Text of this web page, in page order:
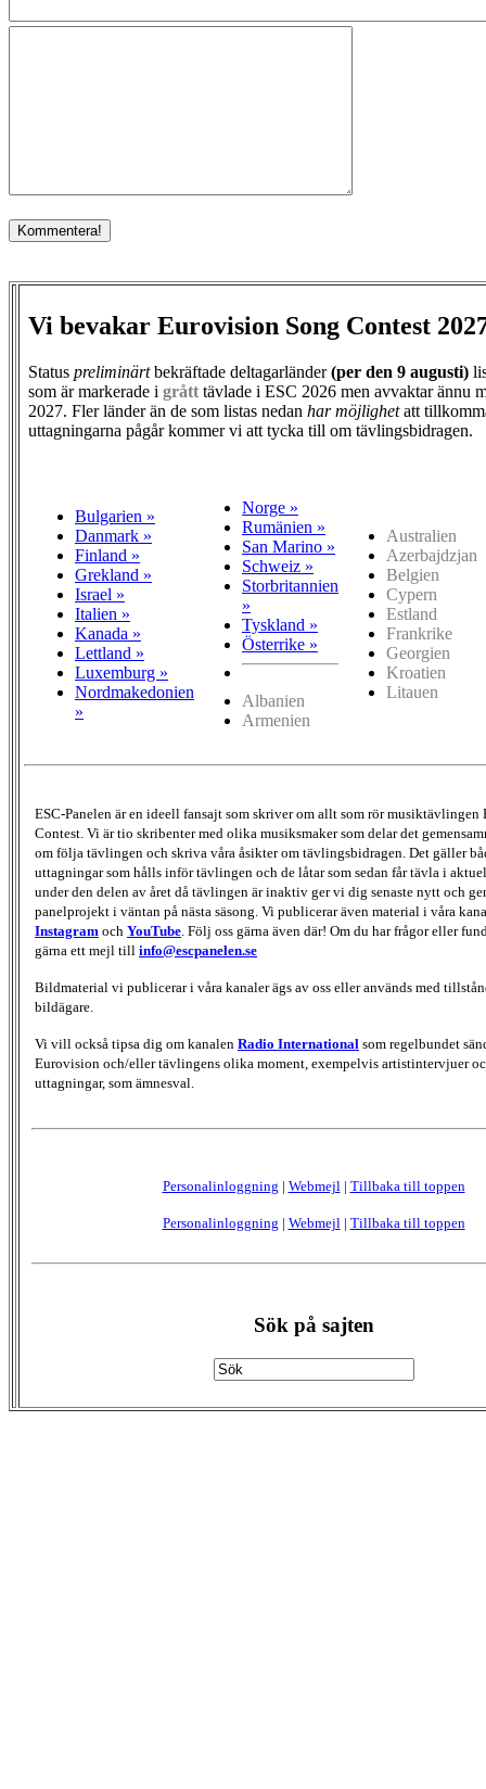
Vi bevakar Eurovision Song Contest
Status preliminärtbekräftade deltagarländer(per den 9 augusti)
som är markerade i grått tävlade i ESC 2026 men avvaktar ännu
2027. Fler länder än de som listas nedan har möjlighetatt
uttagningarna pågår kommer vi att tycka till om tävlingsbidragen.
Bulgarien »
Danmark »
Finland »
Grekland »
Israel »
Italien »
Kanada »
Lettland »
Luxemburg »
Nordmakedonien
»
Norge »
Rumänien »
San Marino »
Schweiz »
Storbritannien
»
Tyskland »
Österrike »
Albanien
Armenien
Australien
Azerbajdzjan
Belgien
Cypern
Estland
Frankrike
Georgien
Kroatien
Litauen
ESC-Panelen är en ideell fansajt som skriver om allt som rör musiktävlingen
Contest. Vi är tio skribenter med olika musiksmaker som delar det
om följa tävlingen och skriva våra åsikter om tävlingsbidragen. Det gäller
uttagningar som hålls inför tävlingen och de låtar som sedan får tävla i
under den delen av året då tävlingen är inaktiv ger vi dig senaste nytt och
panelprojekt i väntan på nästa säsong. Vi publicerar även material i våra
Instagram och YouTube. Följ oss gärna även där! Om du har frågor eller
gärna ett mejl till info@escpanelen.se
Bildmaterial vi publicerar i våra kanaler ägs av oss eller används med
bildägare.
Vi vill också tipsa dig om kanalen Radio International som regelbundet
Eurovision och/eller tävlingens olika moment, exempelvis artistintervjuer
uttagningar, som ämnesval.
Personalinloggning | Webmejl| Tillbaka till toppen
Personalinloggning | Webmejl| Tillbaka till toppen
Sök på sajten